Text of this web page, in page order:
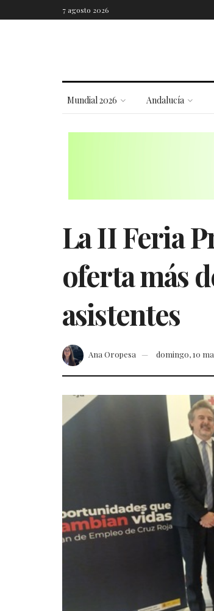
7 agosto 2026
Mundial 2026 Andalucía
La II Feria
oferta más
asistentes
Ana Oropesa domingo, 10